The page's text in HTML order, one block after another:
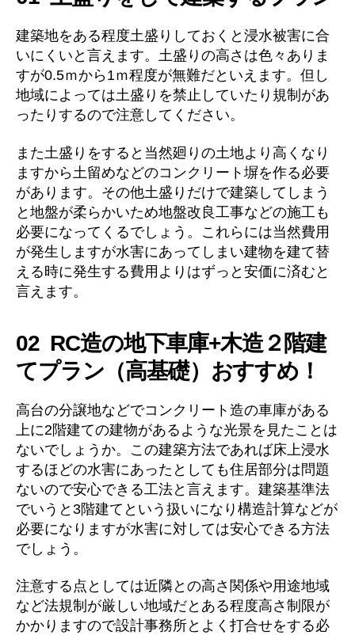
建築地をある程度土盛りしておくと浸水被害に合
いにくいと言えます。土盛りの高さは色々ありま
すが0.5ｍから1ｍ程度が無難だといえます。但し
地域によっては土盛りを禁止していたり規制があ
ったりするので注意してください。
また土盛りをすると当然廻りの土地より高くなり
ますから土留めなどのコンクリート塀を作る必要
があります。その他土盛りだけで建築してしまう
と地盤が柔らかいため地盤改良工事などの施工も
必要になってくるでしょう。これらには当然費用
が発生しますが水害にあってしまい建物を建て替
える時に発生する費用よりはずっと安価に済むと
言えます。
02 RC造の地下車庫+木造２階建
てプラン（高基礎）おすすめ！
高台の分譲地などでコンクリート造の車庫がある
上に2階建ての建物があるような光景を見たことは
ないでしょうか。この建築方法であれば床上浸水
するほどの水害にあったとしても住居部分は問題
ないので安心できる工法と言えます。建築基準法
でいうと3階建てという扱いになり構造計算などが
必要になりますが水害に対しては安心できる方法
でしょう。
注意する点としては近隣との高さ関係や用途地域
など法規制が厳しい地域だとある程度高さ制限が
かかりますので設計事務所とよく打合せをする必